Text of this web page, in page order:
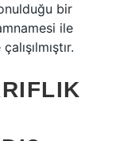
bir
ile